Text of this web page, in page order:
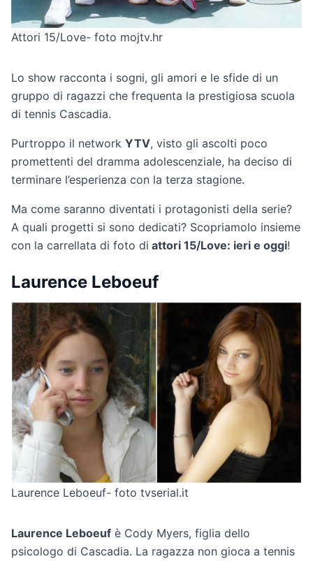
Attori 15/Love- foto mojtv.hr
Lo show racconta i sogni, gli amori e le sfide di un
gruppo di ragazzi che frequenta la prestigiosa scuola
di tennis Cascadia.
Purtroppo il network YTV, visto gli ascolti poco
promettenti del dramma adolescenziale, ha deciso di
terminare l’esperienza con la terza stagione.
Ma come saranno diventati i protagonisti della serie?
A quali progetti si sono dedicati? Scopriamolo insieme
con la carrellata di foto di attori 15/Love: ieri e oggi!
Laurence Leboeuf
Laurence Leboeuf- foto tvserial.it
Laurence Leboeuf è Cody Myers, figlia dello
psicologo di Cascadia. La ragazza non gioca a tennis